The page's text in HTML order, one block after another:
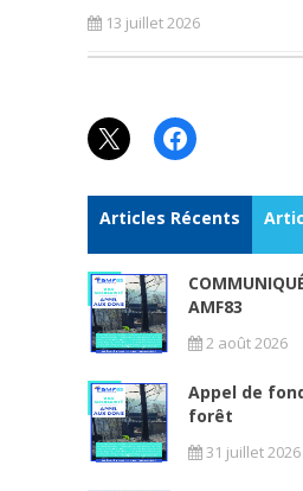
13 juillet 2026
X Facebook
Articles Récents
AMF83
2 août 2026
Appel de
forêt
31 juillet 2026